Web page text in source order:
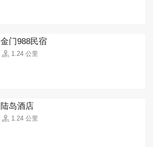
金门988民宿
1.24 公里
陆岛酒店
1.24 公里